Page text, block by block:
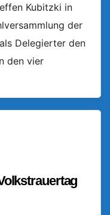
Kubitzki in
der
Delegierter den
den vier